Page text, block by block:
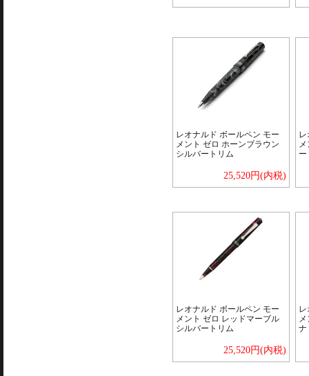
レオナルド ボールペン モー
メント ゼロ ホーンブラウン
シルバートリム
25,520円(内税)
レ
ー
レオナルド ボールペン モー
メント ゼロ レッドマーブル
シルバートリム
25,520円(内税)
レ
ナ